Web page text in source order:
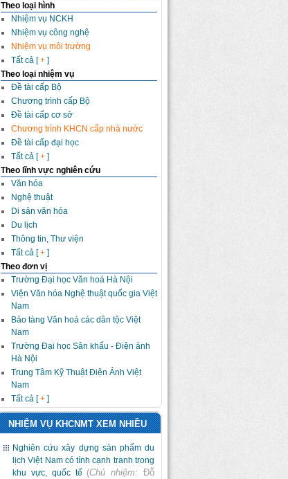
Theo loại hình
Nhiệm vụ NCKH
Nhiệm vụ công nghệ
Nhiệm vụ môi trường
Tất cả [+ ]
Theo loại nhiệm vụ
Đề tài cấp Bộ
Chương trình cấp Bộ
Đề tài cấp cơ sở
Chương trình KHCN cấp nhà nước
Đề tài cấp đại học
Tất cả [+ ]
Theo lĩnh vực nghiên cứu
Văn hóa
Nghệ thuật
Di sản văn hóa
Du lịch
Thông tin, Thư viện
Tất cả [+ ]
Theo đơn vị
Trường Đại học Văn hoá Hà Nội
Viện Văn hóa Nghệ thuật quốc gia Việt
Nam
Bảo tàng Văn hoá các dân tộc Việt
Nam
Trường Đại học Sân khấu - Điện ảnh
Hà Nội
Trung Tâm Kỹ Thuật Điện Ảnh Việt
Nam
Tất cả [+ ]
NHIỆM VỤ KHCNMT XEM NHIỀU
Nghiên cứu xây dựng sản phẩm du
lịch Việt Nam có tính cạnh tranh trong
khu vực, quốc tế (Chủ nhiệm:
Đỗ